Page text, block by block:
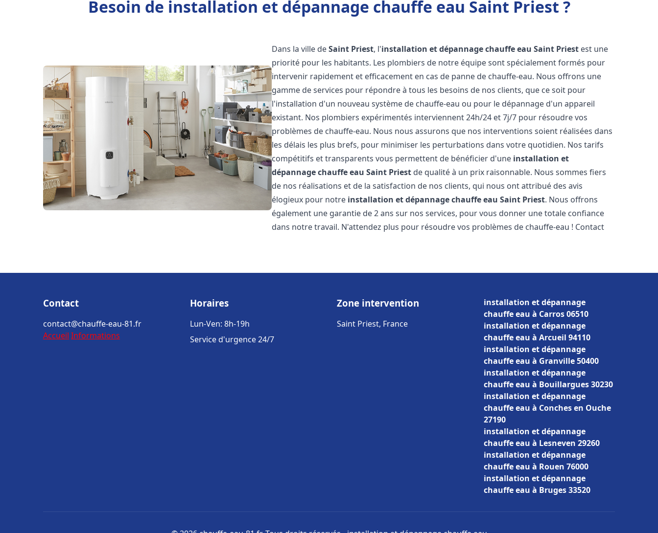
Besoin de installation et dépannage chauffe eau Saint Priest ?
Dans la ville deSaint Priest, l'installation et dépannage chauffe eau Saint Priest est une
priorité pour les habitants. Les plombiers de notre équipe sont spécialement formés pour
intervenir rapidement et efficacement en cas de panne de chauffe-eau. Nous offrons une
gamme de services pour répondre à tous les besoins de nos clients, que ce soit pour
l'installation d'un nouveau système de chauffe-eau ou pour le dépannage d'un appareil
existant. Nos plombiers expérimentés interviennent 24h/24 et 7j/7 pour résoudre vos
problèmes de chauffe-eau. Nous nous assurons que nos interventions soient réalisées dans
les délais les plus brefs, pour minimiser les perturbations dans votre quotidien. Nos tarifs
compétitifs et transparents vous permettent de bénéficier d'une installation et
dépannage chauffe eau Saint Priest de qualité à un prix raisonnable. Nous sommes fiers
de nos réalisations et de la satisfaction de nos clients, qui nous ont attribué des avis
élogieux pour notre installation et dépannage chauffe eau Saint Priest. Nous offrons
également une garantie de 2 ans sur nos services, pour vous donner une totale confiance
dans notre travail. N'attendez plus pour résoudre vos problèmes de chauffe-eau ! Contact
Contact
contact@chauffe-eau-81.fr
Accueil Informations
Horaires
Lun-Ven: 8h-19h
Service d'urgence 24/7
Zone intervention
Saint Priest, France
installation et dépannage
chauffe eau à Carros 06510
installation et dépannage
chauffe eau à Arcueil 94110
installation et dépannage
chauffe eau à Granville 50400
installation et dépannage
chauffe eau à Bouillargues 30230
installation et dépannage
chauffe eau à Conches en Ouche
27190
installation et dépannage
chauffe eau à Lesneven 29260
installation et dépannage
chauffe eau à Rouen 76000
installation et dépannage
chauffe eau à Bruges 33520